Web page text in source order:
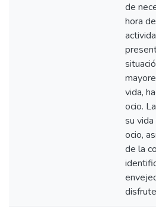
de
hora
vida,
ocio.
su
ocio,
de la